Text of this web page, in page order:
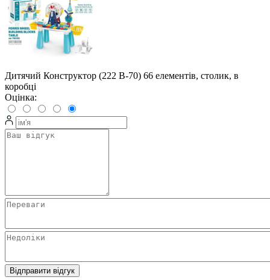
Дитячий Конструктор (222 B-70) 66 елементів, столик, в
коробці
Оцінка:
Відправити відгук